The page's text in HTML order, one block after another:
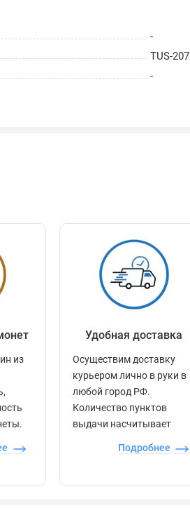
-
TUS-207
-
из
Удобная доставка
Осуществим доставку
курьером лично в руки в
любой город РФ.
Количество пунктов
выдачи насчитывает
всей стране.
Подробнее